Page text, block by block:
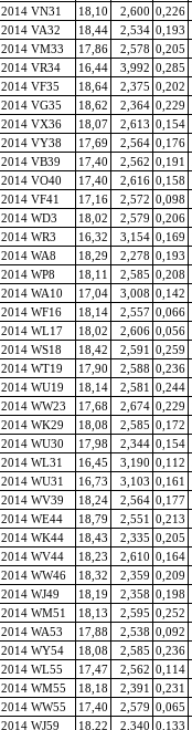
2014 VN31 18,10 2,600 0,226
2014 VA32 18,44 2,534 0,193
2014 VM33 17,86 2,578 0,205
2014 VR34 16,44 3,992 0,285
2014 VF35 18,64 2,375 0,202
2014 VG35 18,62 2,364 0,229
2014 VX36 18,07 2,613 0,154
2014 VY38 17,69 2,564 0,176
2014 VB39 17,40 2,562 0,191
2014 VO40 17,40 2,616 0,158
2014 VF41 17,16 2,572 0,098
2014 WD3 18,02 2,579 0,206
2014 WR3 16,32 3,154 0,169
2014 WA8 18,29 2,278 0,193
2014 WP8 18,11 2,585 0,208
2014 WA10 17,04 3,008 0,142
2014 WF16 18,14 2,557 0,066
2014 WL17 18,02 2,606 0,056
2014 WS18 18,42 2,591 0,259
2014 WT19 17,90 2,588 0,236
2014 WU19 18,14 2,581 0,244
2014 WW23 17,68 2,674 0,229
2014 WK29 18,08 2,585 0,172
2014 WU30 17,98 2,344 0,154
2014 WL31 16,45 3,190 0,112
2014 WU31 16,73 3,103 0,161
2014 WV39 18,24 2,564 0,177
2014 WE44 18,79 2,551 0,213
2014 WK44 18,43 2,335 0,205
2014 WV44 18,23 2,610 0,164
2014 WW46 18,32 2,359 0,209
2014 WJ49 18,19 2,358 0,198
2014 WM51 18,13 2,595 0,252
2014 WA53 17,88 2,538 0,092
2014 WY54 18,08 2,585 0,236
2014 WL55 17,47 2,562 0,114
2014 WM55 18,18 2,391 0,231
2014 WW55 17,40 2,579 0,065
2014 WJ59 18,22 2,340 0,133